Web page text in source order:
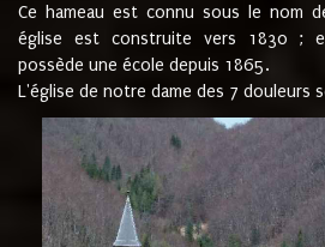
Ce hameau est connu sous le nom
église est construite vers 1830 ;
possède une école depuis 1865.
L'église de notre dame des 7 douleurs